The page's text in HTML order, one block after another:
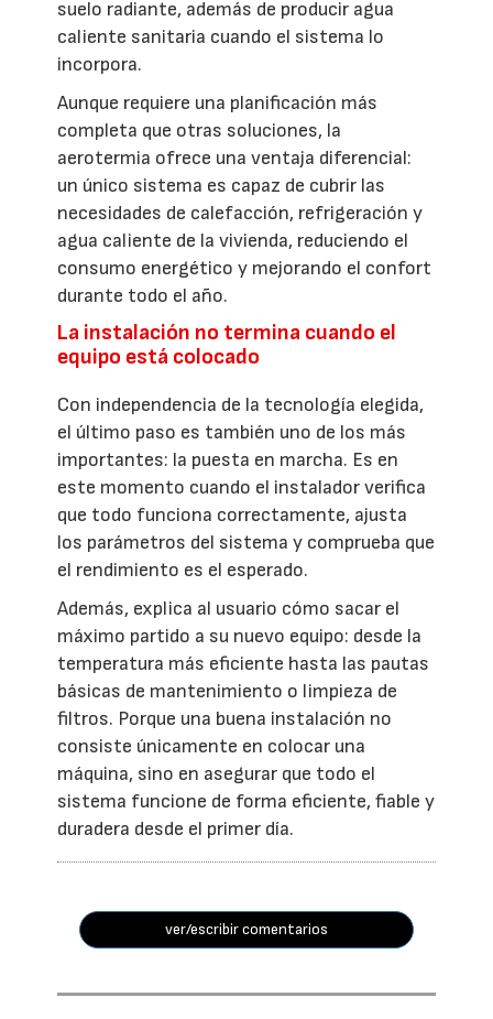
suelo radiante, además de producir agua
caliente sanitaria cuando el sistema lo
incorpora.
Aunque requiere una planificación más
completa que otras soluciones, la
aerotermia ofrece una ventaja diferencial:
un único sistema es capaz de cubrir las
necesidades de calefacción, refrigeración y
agua caliente de la vivienda, reduciendo el
consumo energético y mejorando el confort
durante todo el año.
La instalación no termina cuando el
equipo está colocado
Con independencia de la tecnología elegida,
el último paso es también uno de los más
importantes: la puesta en marcha. Es en
este momento cuando el instalador verifica
que todo funciona correctamente, ajusta
los parámetros del sistema y comprueba que
el rendimiento es el esperado.
Además, explica al usuario cómo sacar el
máximo partido a su nuevo equipo: desde la
temperatura más eficiente hasta las pautas
básicas de mantenimiento o limpieza de
filtros. Porque una buena instalación no
consiste únicamente en colocar una
máquina, sino en asegurar que todo el
sistema funcione de forma eficiente, fiable y
duradera desde el primer día.
ver/escribir comentarios